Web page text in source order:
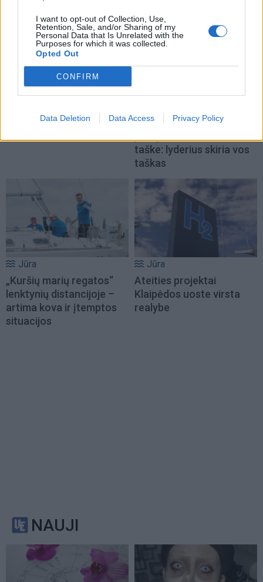
I want to opt-out of Collection, Use,
Retention, Sale, and/or Sharing of my
Personal Data that Is Unrelated with the
Purposes for which it was collected.
Opted Out
CONFIRM
Data Deletion Data Access Privacy Policy
jachtų prieplauka
(4)
„Kuršių marių regatoje“
taške: lyderius skiria vos
taškas
Jūra
„Kuršių marių regatos“
lenktynių distancijoje –
artima kova ir įtemptos
situacijos
Jūra
Ateities projektai
Klaipėdos uoste virsta
realybe
NAUJI